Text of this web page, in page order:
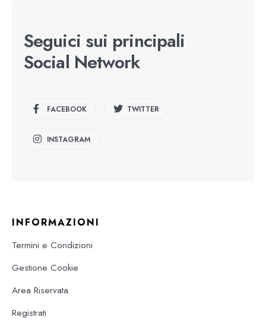
Seguici sui principali
Social Network
FACEBOOK TWITTER
INSTAGRAM
INFORMAZIONI
Termini e Condizioni
Gestione Cookie
Area Riservata
Registrati